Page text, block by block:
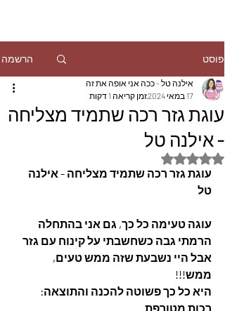
פוסט הרשמה
עוגת גזר רכה שתמיד מצליחה
- אילנה טל
אילנה טל - ככה אני אופה את זה
17 במאי 2024
זמן קריאה 1 דקות
דירוג של NaN מתוך 5 כוכבים
עוגת גזר רכה שתמיד מצליחה - אילנה
טל
עוגה טעימה כל כך, גם אני בהתחלה
הרמתי גבה כשחשבתי על קינוח עם גזר
אבל היי נשבעת שזה ממש טעים,
ממש!!!
היא כל כך פשוטה להכנה והתוצאה:
רכות מטורפת